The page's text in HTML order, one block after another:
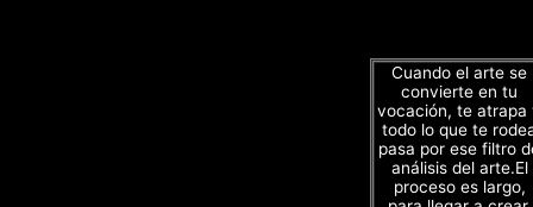
Cuando el arte se
convierte en tu
vocación, te atrapa
todo lo que te
pasa por ese filtro
análisis del arte.El
proceso es largo,